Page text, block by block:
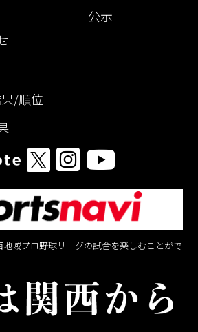
/順位
公示
域プロ野球リーグの試合を楽しむことがで